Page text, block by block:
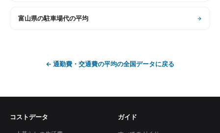
富山県の駐車場代の平均
← 通勤費・交通費の平均の全国データに戻る
コストデータ ガイド